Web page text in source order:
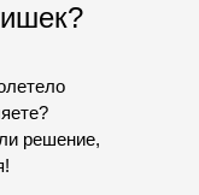
решение,